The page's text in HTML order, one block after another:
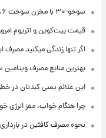
سوخو-۳۰ با مخزن سوخت ۹.۶ تنی؛ جنگنده‌ای با بُرد خیره‌کننده ۳۰۰۰ کیلومتر
قیمت بیت‌کوین و اتریوم امروز شنبه
اگر تنها زندگی میکنید مصرف
بهترین منابع مصرف
این علائم یعنی کبدتان در
چرا هنگام خواب، مغز انرژی
نحوه مصرف کافئین در بارداری